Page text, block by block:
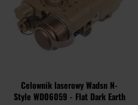
Celownik laserowy Wadsn N-
Style WD06059 - Flat Dark Earth